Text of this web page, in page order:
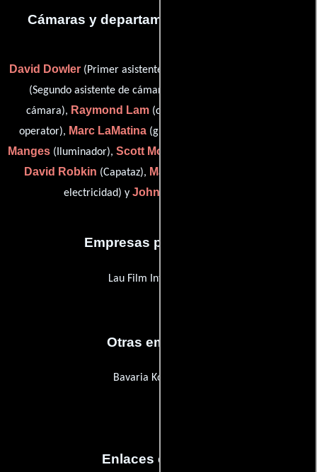
Cámaras y departamento de electricidad
David Dowler(Primer asistente de cámara),
(Segundo asistente de cámara),
cámara), Raymond Lam(camera operator / steadicam
operator), Marc LaMatina (grip (as Mark Lamintina)),
Manges(Iluminador), Scott Moody
David Robkin (Capataz), Martin Schwarz
electricidad) y John Wilcox
Empresas productoras
Lau Film International
Otras empresas
Bavaria Kopierwerk
Enlaces externos